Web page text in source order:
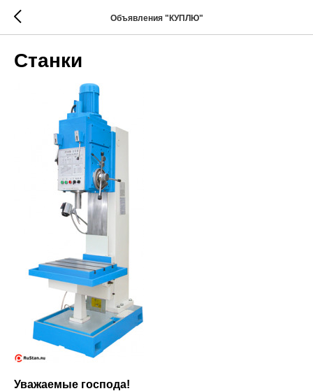
Объявления "КУПЛЮ"
Станки
Уважаемые господа!